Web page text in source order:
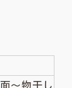
～物干し